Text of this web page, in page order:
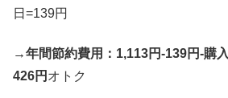
日=139円
→年間節約費用：1,113円-139円-購
426円 オトク